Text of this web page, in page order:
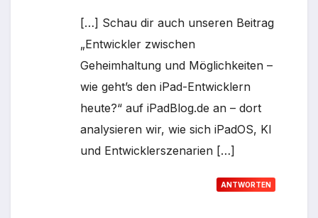
[…] Schau dir auch unseren Beitrag
„Entwickler zwischen
Geheimhaltung und Möglichkeiten –
wie geht’s den iPad-Entwicklern
heute?“ auf iPadBlog.de an – dort
analysieren wir, wie sich iPadOS, KI
und Entwicklerszenarien […]
ANTWORTEN